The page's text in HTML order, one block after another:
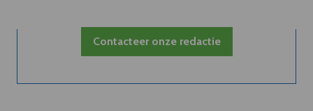
Contacteer onze redactie